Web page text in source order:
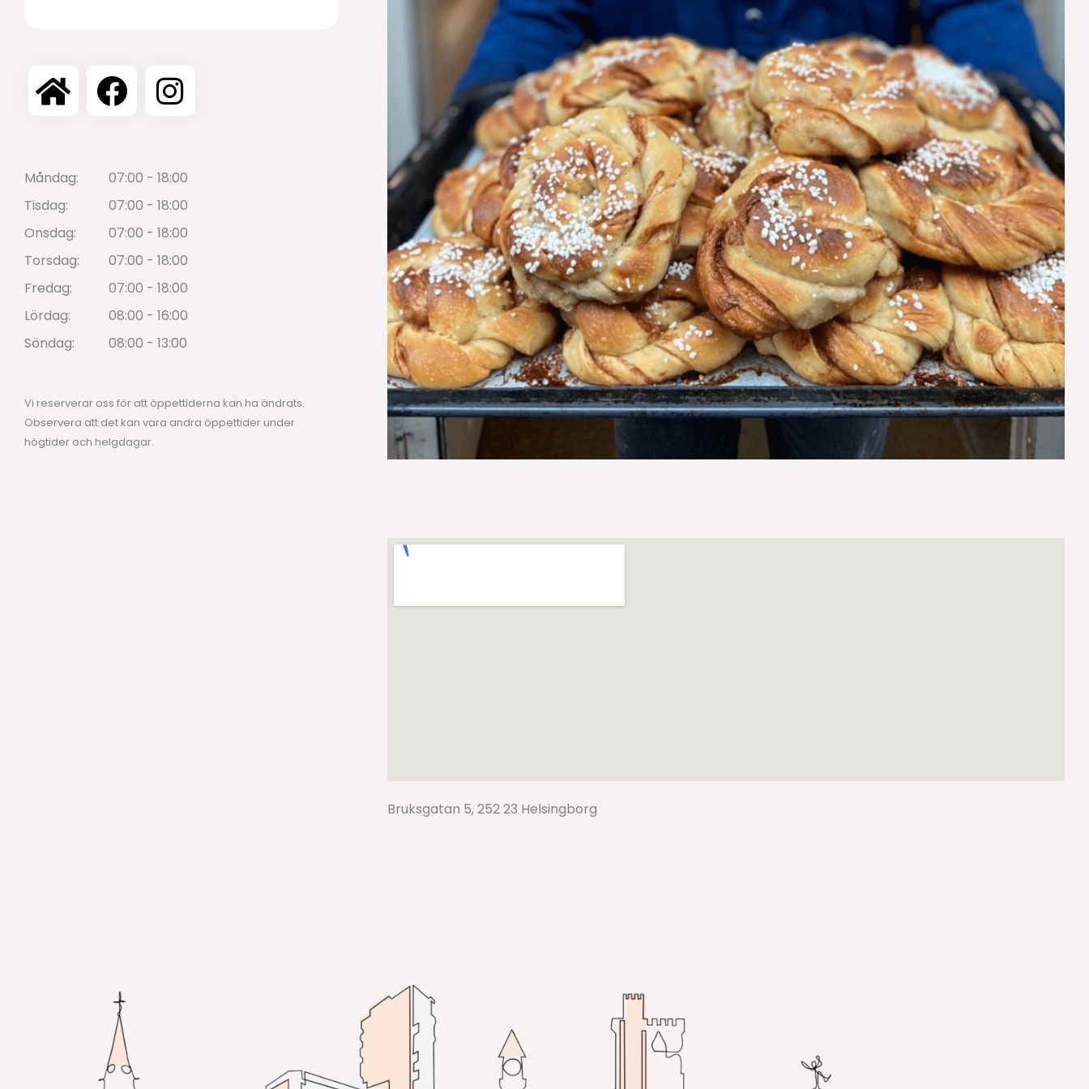
Måndag:
07:00 - 18:00
Tisdag:
07:00 - 18:00
Onsdag:
07:00 - 18:00
Torsdag:
07:00 - 18:00
Fredag:
07:00 - 18:00
Lördag:
08:00 - 16:00
Söndag:
08:00 - 13:00
Vi reserverar oss för att öppettiderna kan ha ändrats.
Observera att det kan vara andra öppettider under
högtider och helgdagar.
Bruksgatan 5, 252 23 Helsingborg